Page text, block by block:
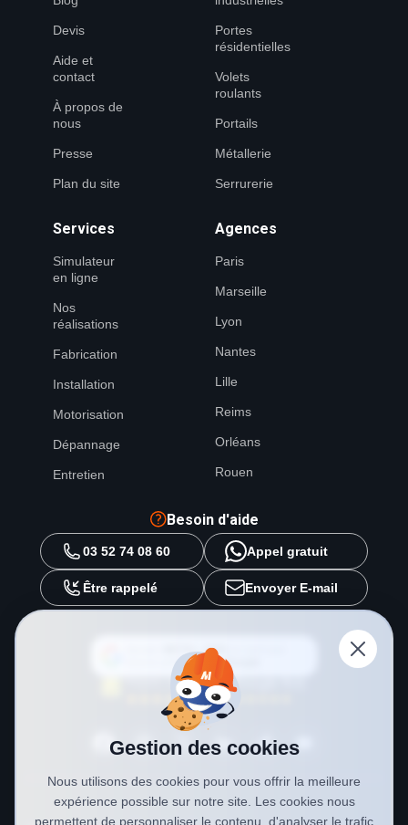
Devis
Aide et
contact
À propos de
nous
Presse
Plan du site
Portes
résidentielles
Volets
roulants
Portails
Métallerie
Serrurerie
Services
Simulateur
en ligne
Nos
réalisations
Fabrication
Installation
Motorisation
Dépannage
Entretien
Agences
Paris
Marseille
Lyon
Nantes
Lille
Reims
Orléans
Rouen
Besoin d'aide
03 52 74 08 60 Appel gratuit
Être rappelé Envoyer E-mail
METAL 2000
source préférée surGoogle
Gestion des cookies
Nous utilisons des cookies pour vous offrir la meilleure
expérience possible sur notre site. Les cookies nous
permettent de personnaliser le contenu, d'analyser le trafic